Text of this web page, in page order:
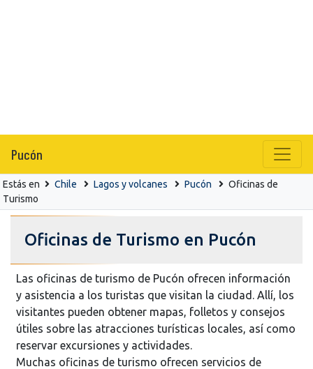
Pucón
Estás en Chile Lagos y volcanes Pucón
Oficinas de
Turismo
Oficinas de Turismo en Pucón
Las oficinas de turismo de Pucón ofrecen información
y asistencia a los turistas que visitan la ciudad. Allí, los
visitantes pueden obtener mapas, folletos y consejos
útiles sobre las atracciones turísticas locales, así como
reservar excursiones y actividades.
Muchas oficinas de turismo ofrecen servicios de